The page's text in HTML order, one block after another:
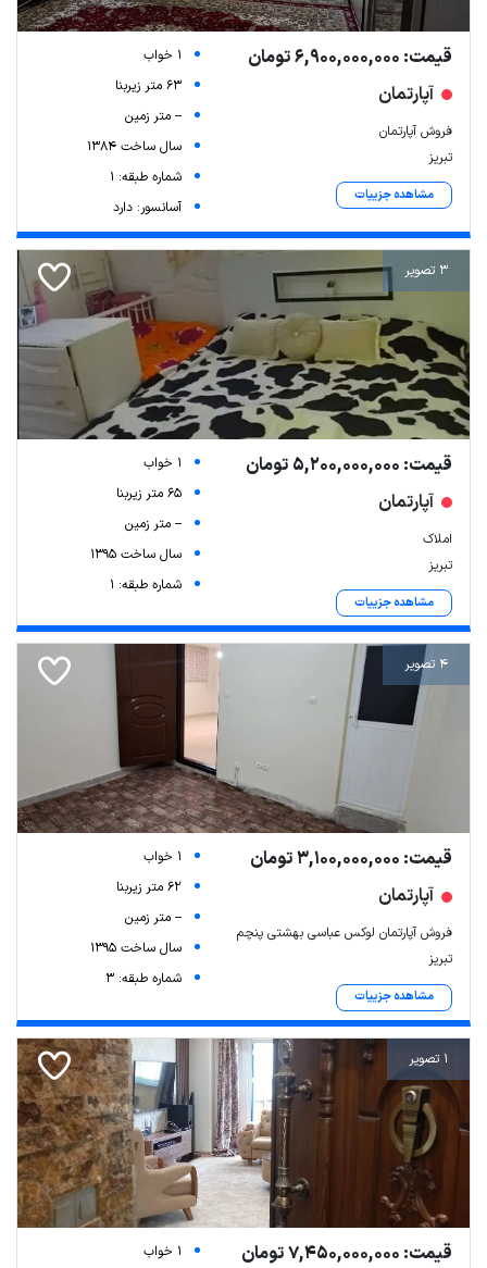
قیمت: 6,900,000,000 تومان
آپارتمان
فروش آپارتمان
تبریز
مشاهده جزییات
1 خواب
63 متر زیربنا
-- متر زمین
سال ساخت 1384
شماره طبقه: 1
آسانسور: دارد
3 تصویر
قیمت: 5,200,000,000 تومان
آپارتمان
املاک
تبریز
مشاهده جزییات
1 خواب
65 متر زیربنا
-- متر زمین
سال ساخت 1395
شماره طبقه: 1
4 تصویر
قیمت: 3,100,000,000 تومان
آپارتمان
فروش آپارتمان لوکس عباسی بهشتی پنچم
تبریز
مشاهده جزییات
1 خواب
62 متر زیربنا
-- متر زمین
سال ساخت 1395
شماره طبقه: 3
1 تصویر
قیمت: 7,450,000,000 تومان
1 خواب